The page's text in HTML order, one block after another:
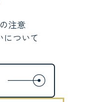
注意
ついて